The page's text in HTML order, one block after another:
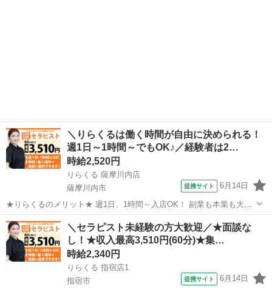
＼りらくるは働く時間が自由に決められる！
週1日～1時間～でもOK♪／経験者は2…
時給2,520円
りらくる 薩摩川内店
薩摩川内市
提携サイト 6月14日
★りらくるのメリット★ 週1日、1時間～入店OK！ 副業も本業も大歓
迎 りらくるはスマホ1つでカンタンに時間、日程、店舗を選べる「入
店エントリー制」で、 自分のスキマ時間で稼げて、本業・家庭・趣味
と両立しやすい♪ 全国の...
鹿児島 薩摩川内市 セラピスト
＼セラピスト未経験の方大歓迎／★面談な
し！★収入最高3,510円(60分)★集…
時給2,340円
りらくる 指宿店1
指宿市
提携サイト 6月14日